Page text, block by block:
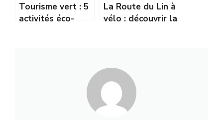
Tourisme vert : 5
activités éco-
La Route du Lin à
vélo : découvrir la